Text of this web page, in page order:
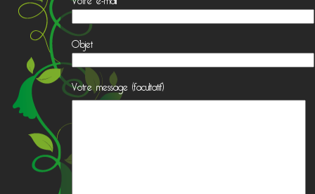
Objet
Votre message (facultatif)